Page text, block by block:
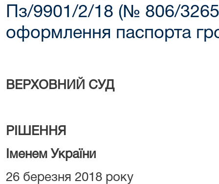
Пз/9901/2/18 (№ 806/
оформлення паспорта
ВЕРХОВНИЙ СУД
РІШЕННЯ
Іменем України
26 березня 2018 року